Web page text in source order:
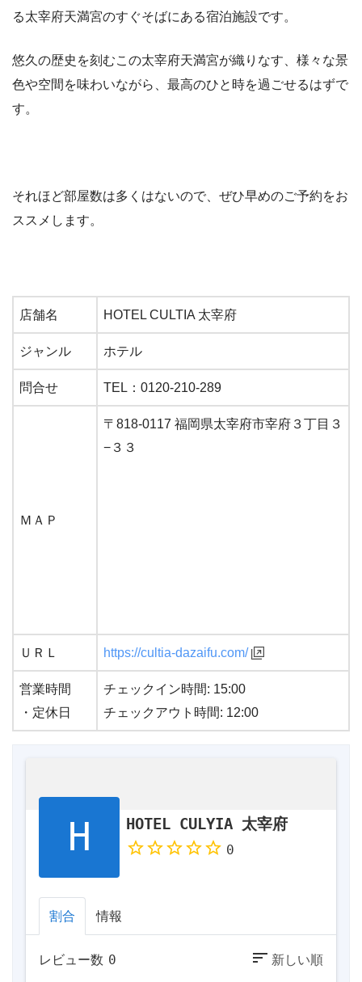
る太宰府天満宮のすぐそばにある宿泊施設です。
悠久の歴史を刻むこの太宰府天満宮が織りなす、様々な景
色や空間を味わいながら、最高のひと時を過ごせるはずで
す。
それほど部屋数は多くはないので、ぜひ早めのご予約をお
ススメします。
店舗名 HOTEL CULTIA 太宰府
ジャンル ホテル
問合せ TEL：0120-210-289
ＭＡＰ
〒818-0117 福岡県太宰府市宰府３丁目３
−３３
ＵＲＬ https://cultia-dazaifu.com/
営業時間
・定休日
チェックイン時間: 15:00
チェックアウト時間: 12:00
HOTEL CULYIA 太宰府
0
割合 情報
レビュー数 0